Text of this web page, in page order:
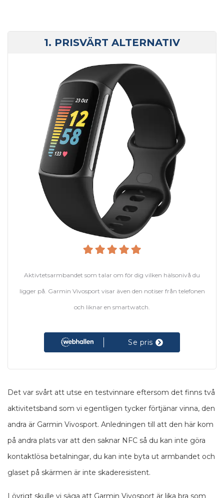
Det var svårt att utse en testvinnare eftersom det finns två
aktivitetsband som vi egentligen tycker förtjänar vinna, den
andra är Garmin Vivosport. Anledningen till att den här kom
på andra plats var att den saknar NFC så du kan inte göra
kontaktlösa betalningar, du kan inte byta ut armbandet och
glaset på skärmen är inte skaderesistent.
I övrigt skulle vi säga att Garmin Vivosport är lika bra som
1. PRISVÄRT ALTERNATIV
Aktivtetsarmbandet som talar om för dig vilken hälsonivå du
ligger på. Garmin Vivosport visar även den notiser från telefonen
och liknar en smartwatch.
Se pris